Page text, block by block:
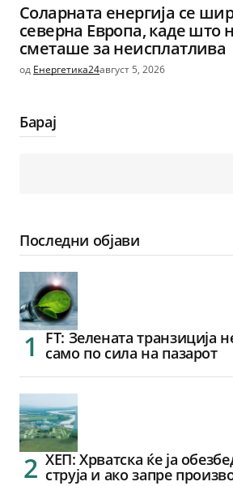
Соларната енергија се
северна Европа, каде што
сметаше за неисплатлива
од Енергетика24август 5, 2026
Барај
Последни објави
FT: Зелената транзиција
само по сила на пазарот
ХЕП: Хрватска ќе ја
струја и ако запре